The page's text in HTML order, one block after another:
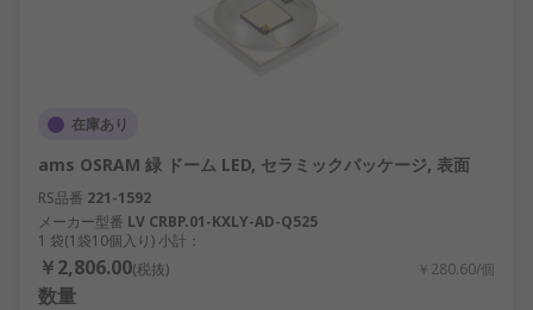
在庫あり
ams OSRAM 緑 ドーム LED, セラミックパッケージ, 表面
RS品番 221-1592
メーカー型番 LV CRBP.01-KXLY-AD-Q525
1 袋(1袋10個入り) 小計：
￥2,806.00(税抜) ￥280.60/個
数量